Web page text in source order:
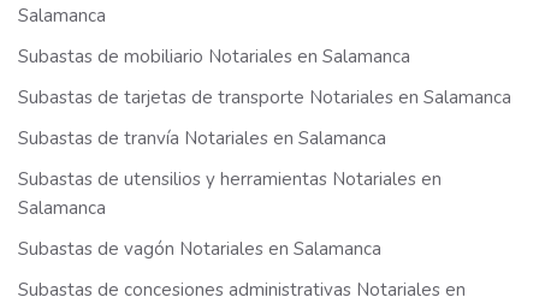
Salamanca
Subastas de mobiliario Notariales en Salamanca
Subastas de tarjetas de transporte Notariales en Salamanca
Subastas de tranvía Notariales en Salamanca
Subastas de utensilios y herramientas Notariales en
Salamanca
Subastas de vagón Notariales en Salamanca
Subastas de concesiones administrativas Notariales en